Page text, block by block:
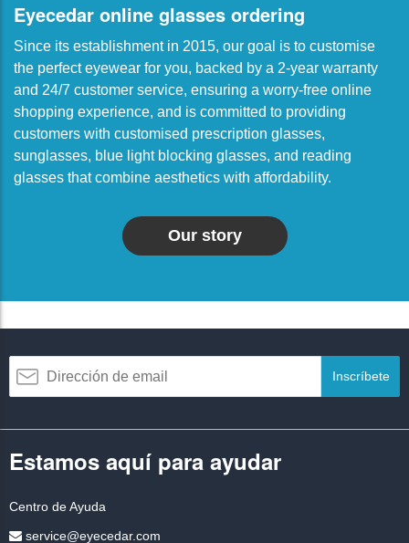
Eyecedar online glasses ordering
Since its establishment in 2015, our goal is to customise
the perfect eyewear for you, backed by a 2-year warranty
and 24/7 customer service, ensuring a worry-free online
shopping experience, and is committed to providing
customers with customised prescription glasses,
sunglasses, blue light blocking glasses, and reading
glasses that combine aesthetics with affordability.
Our story
Inscríbete
Estamos aquí para ayudar
Centro de Ayuda
service@eyecedar.com